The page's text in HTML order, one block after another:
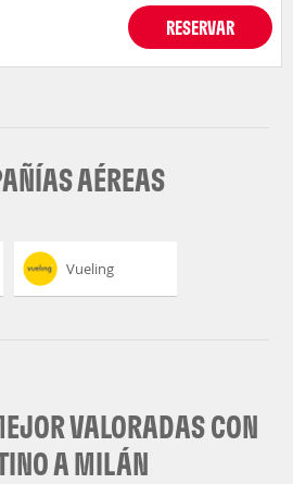
RESERVAR
AÉREAS
Vueling
VALORADAS CON
A MILÁN